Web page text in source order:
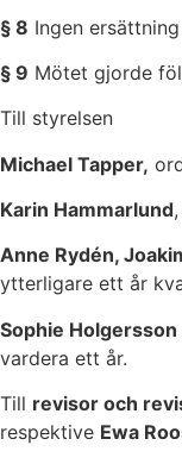
§ 8 Ingen
§ 9 Mötet gjorde
Till styrelsen
Michael Tapper,
Karin Hammarlund
Anne Rydén,
ytterligare ett år
Sophie
vardera ett år.
Till revisor och
respektive Ewa